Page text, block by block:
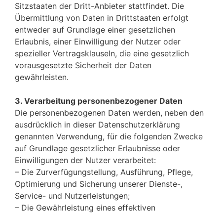
Sitzstaaten der Dritt-Anbieter stattfindet. Die
Übermittlung von Daten in Drittstaaten erfolgt
entweder auf Grundlage einer gesetzlichen
Erlaubnis, einer Einwilligung der Nutzer oder
spezieller Vertragsklauseln, die eine gesetzlich
vorausgesetzte Sicherheit der Daten
gewährleisten.
3. Verarbeitung personenbezogener Daten
Die personenbezogenen Daten werden, neben den
ausdrücklich in dieser Datenschutzerklärung
genannten Verwendung, für die folgenden Zwecke
auf Grundlage gesetzlicher Erlaubnisse oder
Einwilligungen der Nutzer verarbeitet:
– Die Zurverfügungstellung, Ausführung, Pflege,
Optimierung und Sicherung unserer Dienste-,
Service- und Nutzerleistungen;
– Die Gewährleistung eines effektiven